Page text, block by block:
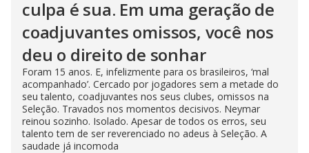
culpa é sua. Em uma geração de
coadjuvantes omissos, você nos
deu o direito de sonhar
Foram 15 anos. E, infelizmente para os brasileiros, ‘mal
acompanhado’. Cercado por jogadores sem a metade do
seu talento, coadjuvantes nos seus clubes, omissos na
Seleção. Travados nos momentos decisivos. Neymar
reinou sozinho. Isolado. Apesar de todos os erros, seu
talento tem de ser reverenciado no adeus à Seleção. A
saudade já incomoda